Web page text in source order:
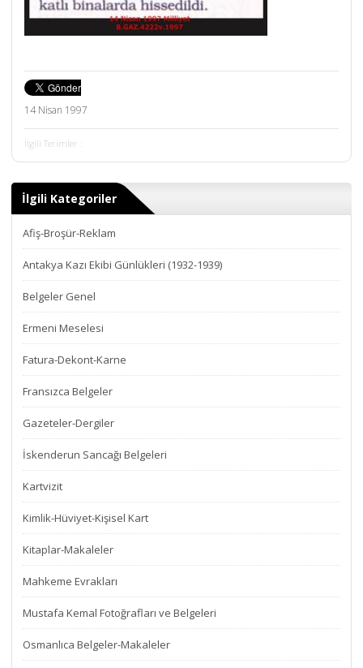
14 Nisan 1997
İlgili Terimler :
İlgili Kategoriler
Afiş-Broşür-Reklam
Antakya Kazı Ekibi Günlükleri (1932-1939)
Belgeler Genel
Ermeni Meselesi
Fatura-Dekont-Karne
Fransızca Belgeler
Gazeteler-Dergiler
İskenderun Sancağı Belgeleri
Kartvizit
Kimlik-Hüviyet-Kişisel Kart
Kitaplar-Makaleler
Mahkeme Evrakları
Mustafa Kemal Fotoğrafları ve Belgeleri
Osmanlıca Belgeler-Makaleler